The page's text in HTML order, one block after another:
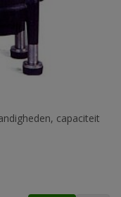
capaciteit